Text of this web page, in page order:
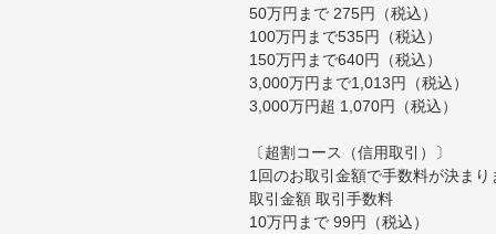
50万円まで 275円（税込）
100万円まで535円（税込）
150万円まで640円（税込）
3,000万円まで1,013円（税込）
3,000万円超 1,070円（税込）
〔超割コース（信用取引）〕
1回のお取引金額で手数料が決まり
取引金額 取引手数料
10万円まで 99円（税込）